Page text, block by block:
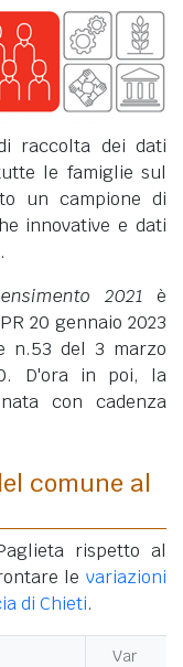
raccolta dei dati
le famiglie sul
un campione di
innovative e dati
2021 è
20 gennaio 2023
n.53 del 3 marzo
D'ora in poi, la
con cadenza
comune al
rispetto al
levariazioni
di Chieti.
Var